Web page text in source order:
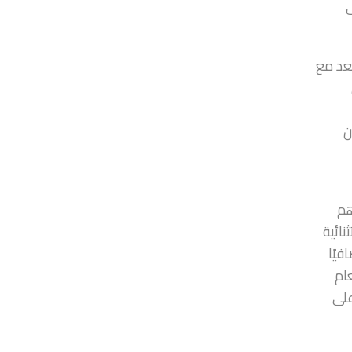
مع
الاستثنائية
قطري للعام